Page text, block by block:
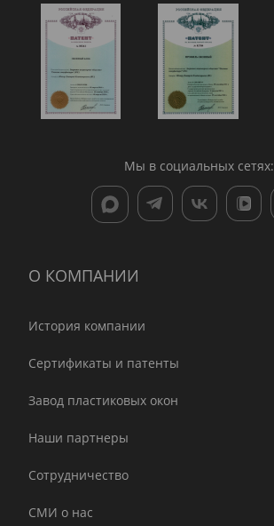
Мы в социальных сетях:
О КОМПАНИИ
История компании
Сертификаты и патенты
Завод пластиковых окон
Наши партнеры
Сотрудничество
СМИ о нас